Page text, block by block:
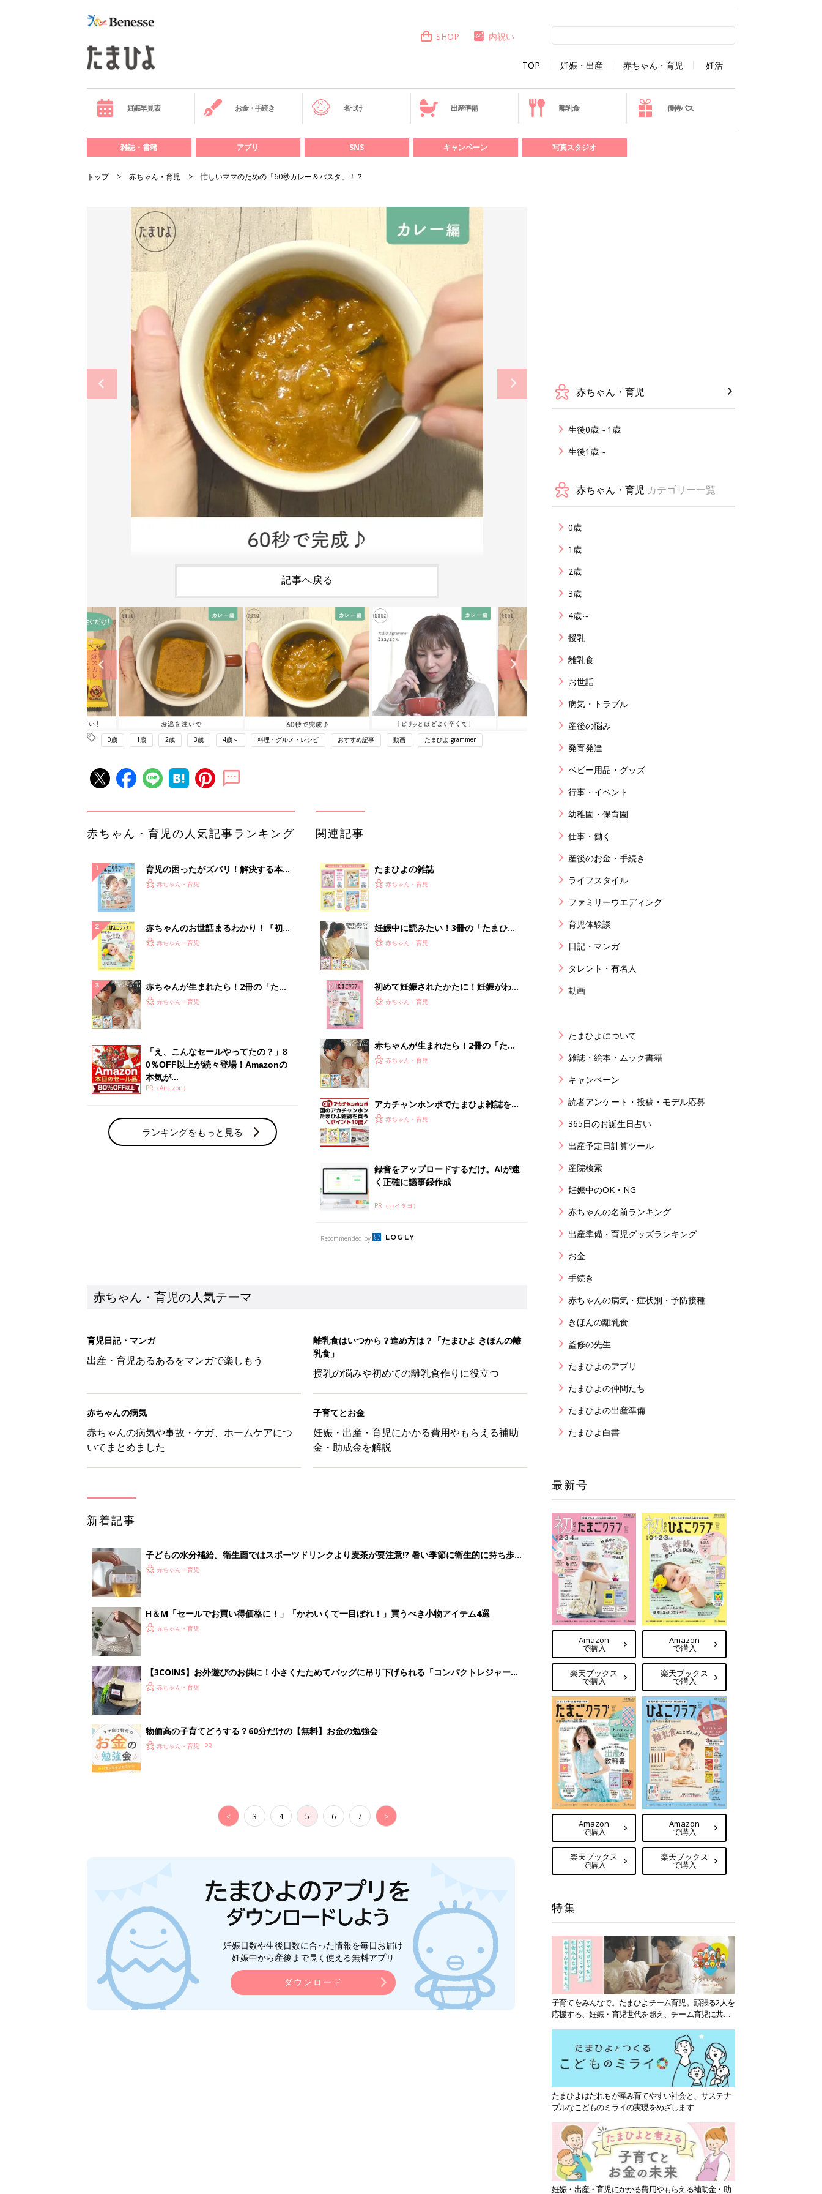
TOP 妊娠・出産 赤ちゃん・育児 妊活
SHOP 内祝い
妊娠早見表 お金・手続き 名づけ 出産準備 離乳食 優待パス
雑誌・書籍 アプリ SNS キャンペーン 写真スタジオ
トップ 赤ちゃん・育児 忙しいママのための「60秒カレー＆パスタ」！？
記事へ戻る
0歳 1歳 2歳 3歳 4歳～ 料理・グルメ・レシピ おすすめ記事 動画 たまひよ grammer
赤ちゃん・育児の人気記事ランキング
育児の困ったがズバリ！解決する本
『ひよこクラブ 夏号』 4カ月～2才
赤ちゃん・育児
赤ちゃんのお世話まるわかり！『初め
てのひよこクラブ 夏号』〈巻頭大特
赤ちゃん・育児
赤ちゃんが生まれたら！2冊の「たま
ひよ」
赤ちゃん・育児
「え、こんなセールやってたの？」8
0％OFF以上が続々登場！Amazonの
本気が...
PR（Amazon）
ランキングをもっと見る
関連記事
たまひよの雑誌
赤ちゃん・育児
妊娠中に読みたい！3冊の「たまひ
よ」赤ちゃん・育児
初めて妊娠されたかたに！妊娠がわか
ったら最初に読む本『初めてのたまご
赤ちゃん・育児
赤ちゃんが生まれたら！2冊の「たま
ひよ」
赤ちゃん・育児
アカチャンホンポでたまひよ雑誌を買
うとポイント10倍【期間限定】
赤ちゃん・育児
録音をアップロードするだけ。AIが速
く正確に議事録作成
PR（カイタヨ）
Recommended by
赤ちゃん・育児の人気テーマ
育児日記・マンガ
出産・育児あるあるをマンガで楽しもう
離乳食はいつから？進め方は？「たまひよ きほんの離
乳食」
授乳の悩みや初めての離乳食作りに役立つ
赤ちゃんの病気
赤ちゃんの病気や事故・ケガ、ホームケアにつ
いてまとめました
子育てとお金
妊娠・出産・育児にかかる費用やもらえる補助
金・助成金を解説
新着記事
子どもの水分補給。衛生面ではスポーツドリンクより麦茶が要注意!? 暑い季節に衛生的に持ち歩
く3つのコツとは？【専門家監修】
赤ちゃん・育児
H＆М「セールでお買い得価格に！」「かわいくて一目ぼれ！」買うべき小物アイテム4選
赤ちゃん・育児
【3COINS】お外遊びのお供に！小さくたためてバッグに吊り下げられる「コンパクトレジャーシ
ート」
赤ちゃん・育児
物価高の子育てどうする？60分だけの【無料】お金の勉強会
赤ちゃん・育児
< 3 4 5 6 7 >
妊娠日数や生後日数に合った情報を毎日お届け
妊娠中から産後まで長く使える無料アプリ
ダウンロード
赤ちゃん・育児
生後0歳～1歳
生後1歳～
赤ちゃん・育児 カテゴリー一覧
0歳
1歳
2歳
3歳
4歳～
授乳
離乳食
お世話
病気・トラブル
産後の悩み
発育発達
ベビー用品・グッズ
行事・イベント
幼稚園・保育園
仕事・働く
産後のお金・手続き
ライフスタイル
ファミリーウエディング
育児体験談
日記・マンガ
タレント・有名人
動画
たまひよについて
雑誌・絵本・ムック書籍
キャンペーン
読者アンケート・投稿・モデル応募
365日のお誕生日占い
出産予定日計算ツール
産院検索
妊娠中のOK・NG
赤ちゃんの名前ランキング
出産準備・育児グッズランキング
お金
手続き
赤ちゃんの病気・症状別・予防接種
きほんの離乳食
監修の先生
たまひよのアプリ
たまひよの仲間たち
たまひよの出産準備
たまひよ白書
最新号
Amazon
で購入
楽天ブックス
で購入
Amazon
で購入
楽天ブックス
で購入
Amazon
で購入
楽天ブックス
で購入
Amazon
で購入
楽天ブックス
で購入
特集
子育てをみんなで。たまひよチーム育児。頑張る2人を
応援する、妊娠・育児世代を超え、チーム育児に共感
たまひよはだれもが産み育てやすい社会と、サステナ
ブルなこどものミライの実現をめざします
妊娠・出産・育児にかかる費用やもらえる補助金・助